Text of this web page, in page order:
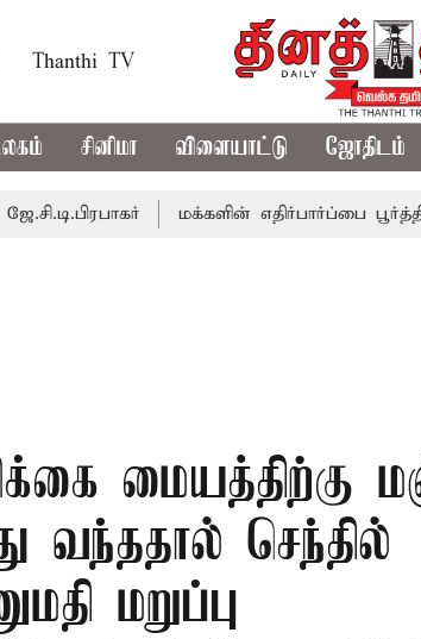
Thanthi TV
சினிமா விளையாட்டு ஜோதிடம்
மக்களின் எதிர்பார்ப்பை பூர்த்தி
மையத்திற்கு
வந்ததால் செந்தில்
மறுப்பு